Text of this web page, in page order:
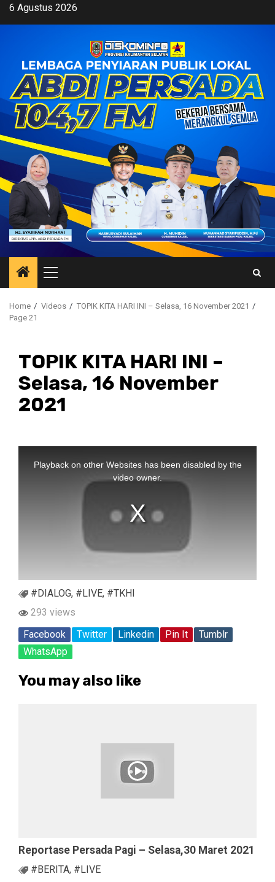
Skip6 Agustus 2026
Primary
Menu
Home Videos
TOPIK KITA HARI INI – Selasa, 16 November 2021
Page 21
TOPIK KITA HARI INI –
Selasa, 16 November
2021
#DIALOG, #LIVE, #TKHI
293 views
Facebook
Twitter Linkedin Pin It
Tumblr
WhatsApp
You may also like
Reportase Persada Pagi – Selasa,30 Maret 2021
#BERITA, #LIVE